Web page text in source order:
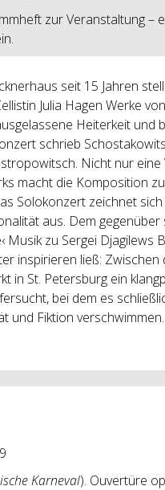
zur Veranstaltung –
seit 15 Jahren
Julia Hagen Werke
Heiterkeit und
schrieb
Nicht nur
macht die Komposition
Solokonzert zeichnet
aus. Dem
Musik zu Sergei Djagilews
inspirieren ließ:
in St. Petersburg ein
bei dem es
und Fiktion verschwimmen.
Karneval). Ouvertüre